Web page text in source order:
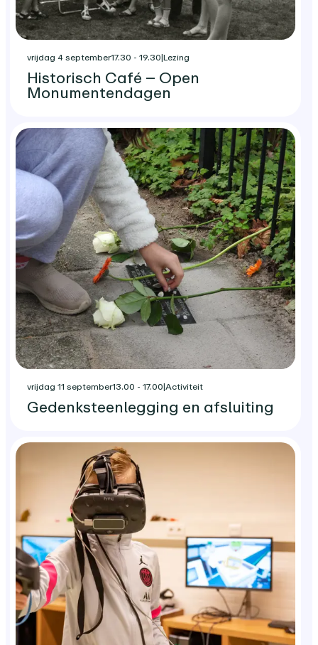
vrijdag 4 september17.30 - 19.30|Lezing
Historisch Café – Open
Monumentendagen
vrijdag 11 september13.00 - 17.00|Activiteit
Gedenksteenlegging en afsluiting